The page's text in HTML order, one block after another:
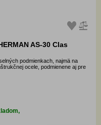
AS-30 Clas
podmienkach, najmä na
ocele, podmienene aj pre